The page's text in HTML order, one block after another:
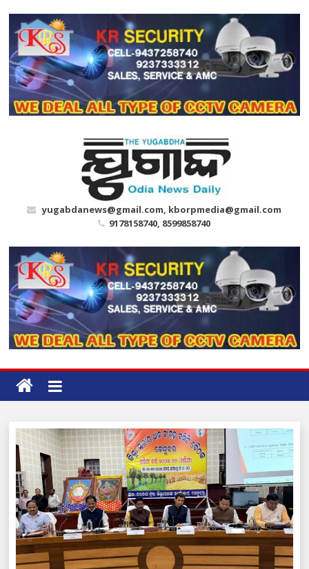
content
yugabdanews@gmail.com, kborpmedia@gmail.com
9178158740, 8599858740